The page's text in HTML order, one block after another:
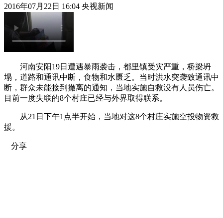
2016年07月22日 16:04 央视新闻
河南安阳19日遭遇暴雨袭击，都里镇受灾严重，桥梁坍
塌，道路和通讯中断，食物和水匮乏。当时洪水突袭致通讯中
断，群众未能接到撤离的通知，当地实施自救没有人员伤亡。
目前一度失联的8个村庄已经与外界取得联系。
从21日下午1点半开始，当地对这8个村庄实施空投物资救
援。
分享